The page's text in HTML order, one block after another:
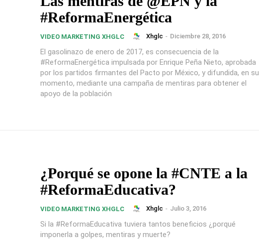
#ReformaEnergética
VIDEO MARKETING XHGLC Xhglc - Diciembre 28, 2016
El gasolinazo de enero de 2017, es consecuencia de la
#ReformaEnergética impulsada por Enrique Peña Nieto, aprobada
por los partidos firmantes del Pacto por México, y difundida, en su
momento, mediante una campaña de mentiras para obtener el
apoyo de la población
¿Porqué se opone la #CNTE a la
#ReformaEducativa?
VIDEO MARKETING XHGLC Xhglc - Julio 3, 2016
Si la #ReformaEducativa tuviera tantos beneficios ¿porqué
imponerla a golpes, mentiras y muerte?